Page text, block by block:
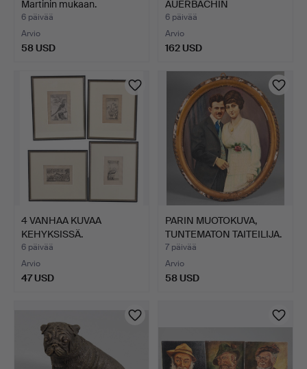
Martinin mukaan.
6 päivää
Arvio
58 USD
AUERBACHIN
KELLARISSA, Er…
6 päivää
Arvio
162 USD
4 VANHAA KUVAA
KEHYKSISSÄ.
6 päivää
Arvio
47 USD
PARIN MUOTOKUVA,
TUNTEMATON TAITEILIJA.
7 päivää
Arvio
58 USD